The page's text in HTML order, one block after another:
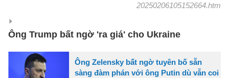
20250206105152664.htm
Ông Trump bất ngờ 'ra giá' cho Ukraine
Ông Zelensky bất ngờ tuyên bố sẵn
sàng đàm phán với ông Putin dù vẫn coi